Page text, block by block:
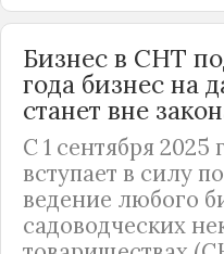
Бизнес в СНТ
года бизнес на
станет вне
С 1 сентября 2025
вступает в силу
ведение любого
садоводческих